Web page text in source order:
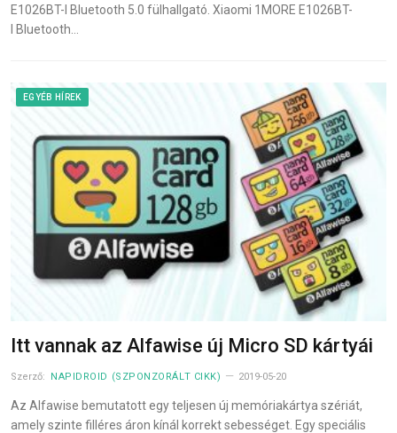
E1026BT-I Bluetooth 5.0 fülhallgató. Xiaomi 1MORE E1026BT-
I Bluetooth…
EGYÉB HÍREK
Itt vannak az Alfawise új Micro SD kártyái
Szerző: NAPIDROID (SZPONZORÁLT CIKK) 2019-05-20
Az Alfawise bemutatott egy teljesen új memóriakártya szériát,
amely szinte filléres áron kínál korrekt sebességet. Egy speciális